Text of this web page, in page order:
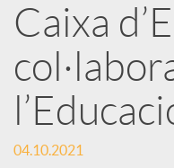
b
l
i
Caixa
04.10.2021